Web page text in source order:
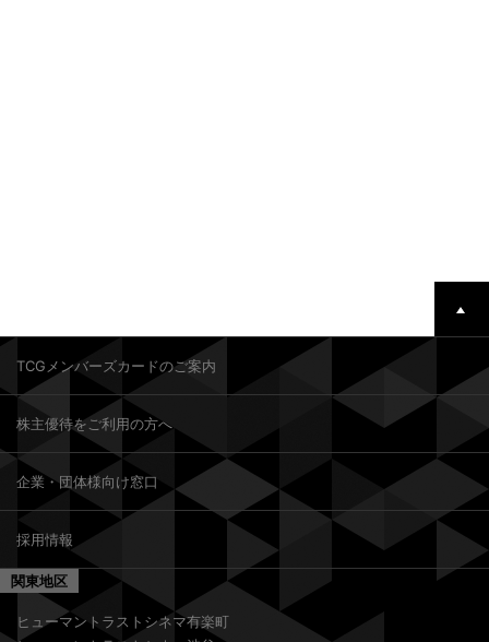
TCGメンバーズカードのご案内
株主優待をご利用の方へ
企業・団体様向け窓口
採用情報
関東地区
ヒューマントラストシネマ有楽町